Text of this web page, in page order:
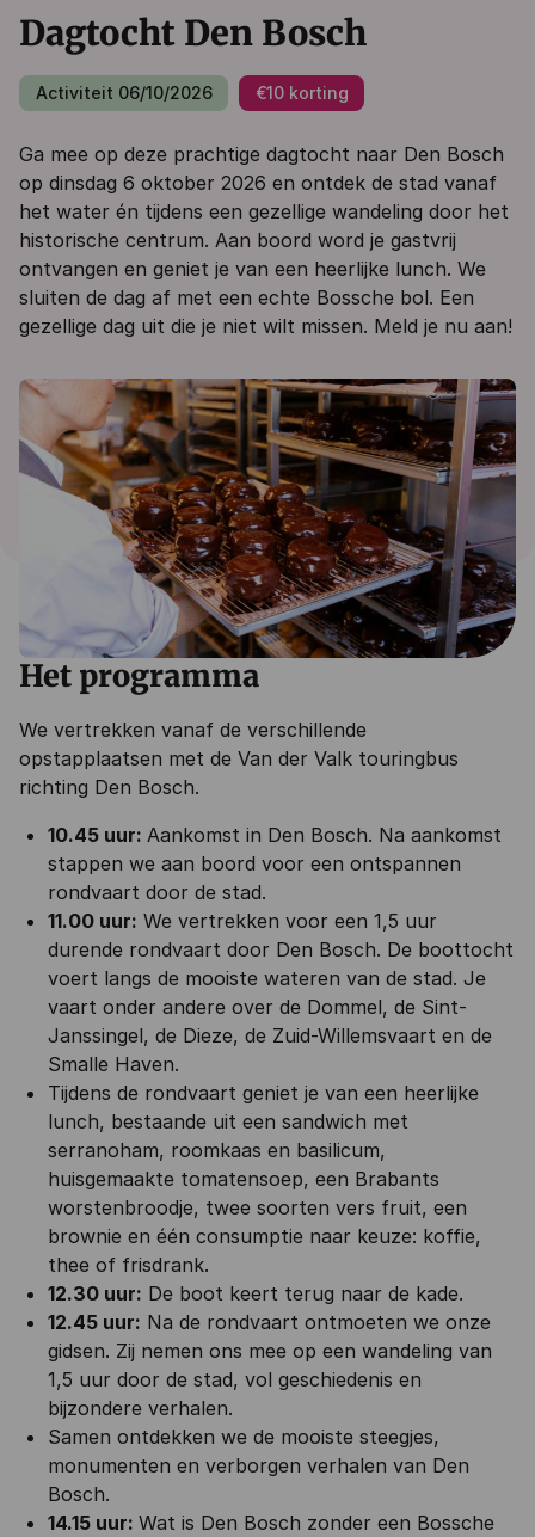
Dagtocht Den Bosch
Activiteit 06/10/2026 €10 korting
Ga mee op deze prachtige dagtocht naar Den Bosch
op dinsdag 6 oktober 2026 en ontdek de stad vanaf
het water én tijdens een gezellige wandeling door het
historische centrum. Aan boord word je gastvrij
ontvangen en geniet je van een heerlijke lunch. We
sluiten de dag af met een echte Bossche bol. Een
gezellige dag uit die je niet wilt missen. Meld je nu aan!
Het programma
We vertrekken vanaf de verschillende
opstapplaatsen met de Van der Valk touringbus
richting Den Bosch.
10.45 uur: Aankomst in Den Bosch. Na aankomst
stappen we aan boord voor een ontspannen
rondvaart door de stad.
11.00 uur: We vertrekken voor een 1,5 uur
durende rondvaart door Den Bosch. De boottocht
voert langs de mooiste wateren van de stad. Je
vaart onder andere over de Dommel, de Sint-
Janssingel, de Dieze, de Zuid-Willemsvaart en de
Smalle Haven.
Tijdens de rondvaart geniet je van een heerlijke
lunch, bestaande uit een sandwich met
serranoham, roomkaas en basilicum,
huisgemaakte tomatensoep, een Brabants
worstenbroodje, twee soorten vers fruit, een
brownie en één consumptie naar keuze: koffie,
thee of frisdrank.
12.30 uur: De boot keert terug naar de kade.
12.45 uur: Na de rondvaart ontmoeten we onze
gidsen. Zij nemen ons mee op een wandeling van
1,5 uur door de stad, vol geschiedenis en
bijzondere verhalen.
Samen ontdekken we de mooiste steegjes,
monumenten en verborgen verhalen van Den
Bosch.
14.15 uur: Wat is Den Bosch zonder een Bossche